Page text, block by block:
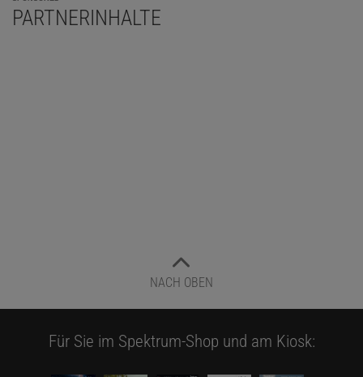
PARTNERINHALTE
NACH OBEN
Für Sie im Spektrum-Shop und am Kiosk: